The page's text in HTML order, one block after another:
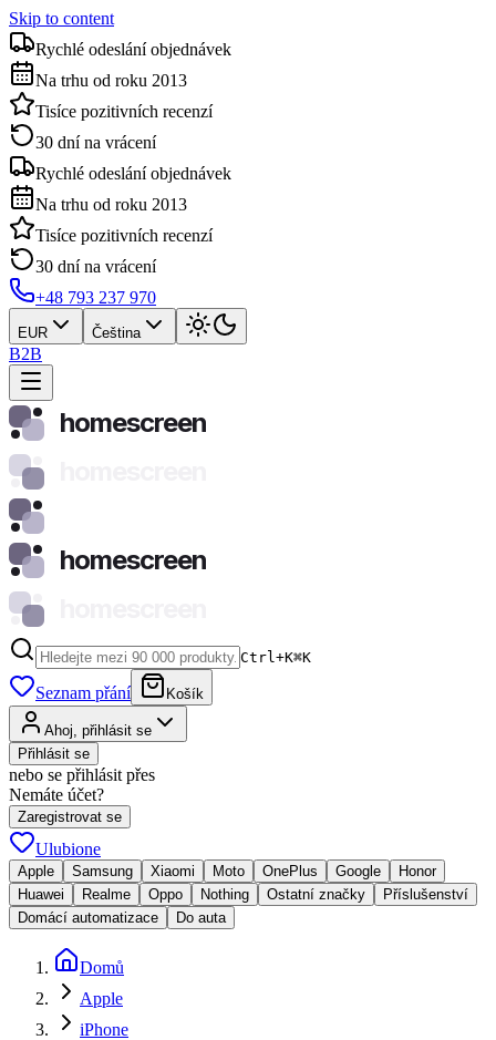
Skip to content
Rychlé odeslání objednávek
Na trhu od roku 2013
Tisíce pozitivních recenzí
30 dní na vrácení
Rychlé odeslání objednávek
Na trhu od roku 2013
Tisíce pozitivních recenzí
30 dní na vrácení
+48 793 237 970
EUR Čeština
B2B
homescreen
homescreen
Ctrl+K⌘K
Seznam přání Košík
Ahoj, přihlásit se
Přihlásit se
nebo se přihlásit přes
Nemáte účet?
Zaregistrovat se
Ulubione
Apple Samsung Xiaomi Moto OnePlus Google
Honor
Huawei
Realme Oppo Nothing Ostatní značky
Příslušenství
Domácí automatizace
Do auta
Domů
Apple
iPhone